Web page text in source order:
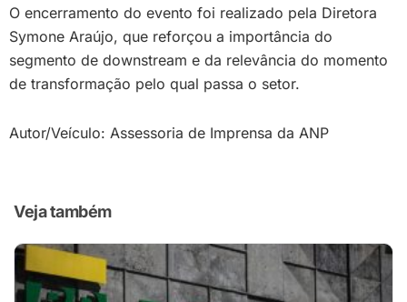
O encerramento do evento foi realizado pela Diretora
Symone Araújo, que reforçou a importância do
segmento de downstream e da relevância do momento
de transformação pelo qual passa o setor.
Autor/Veículo: Assessoria de Imprensa da ANP
Veja também